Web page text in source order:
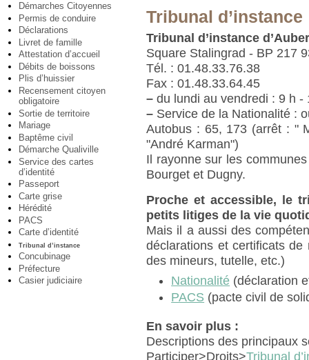
Démarches Citoyennes
Permis de conduire
Déclarations
Livret de famille
Attestation d’accueil
Débits de boissons
Plis d’huissier
Recensement citoyen
obligatoire
Sortie de territoire
Mariage
Baptême civil
Démarche Qualiville
Service des cartes
d’identité
Passeport
Carte grise
Hérédité
PACS
Carte d’identité
Tribunal d’instance
Concubinage
Préfecture
Casier judiciaire
Tribunal d’instance
Tribunal d’instance
Square Stalingrad - BP 217
Tél. : 01.48.33.76.38
Fax : 01.48.33.64.45
– du lundi au vendredi : 9 h
– Service de la Nationalité :
Autobus : 65, 173 (arrêt : "
"André Karman")
Il rayonne sur les
Bourget et Dugny.
Proche et accessible, le
petits litiges de la vie
Mais il a aussi des
déclarations et certificats de
des mineurs, tutelle, etc.)
Nationalité (déclaration
PACS (pacte civil de
En savoir plus :
Descriptions des principaux
Participer>Droits>Tribunal